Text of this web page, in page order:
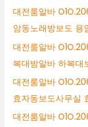
대전룸알바
암동노래방보도 용
대전룸알바
복대밤알바 하복대
대전룸알바
효자동보도사무실
대전룸알바